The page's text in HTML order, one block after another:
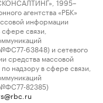
1995–
агентства «РБК»
информации
связи,
63848) и сетевого
средства массовой
надзору в сфере связи,
82385)